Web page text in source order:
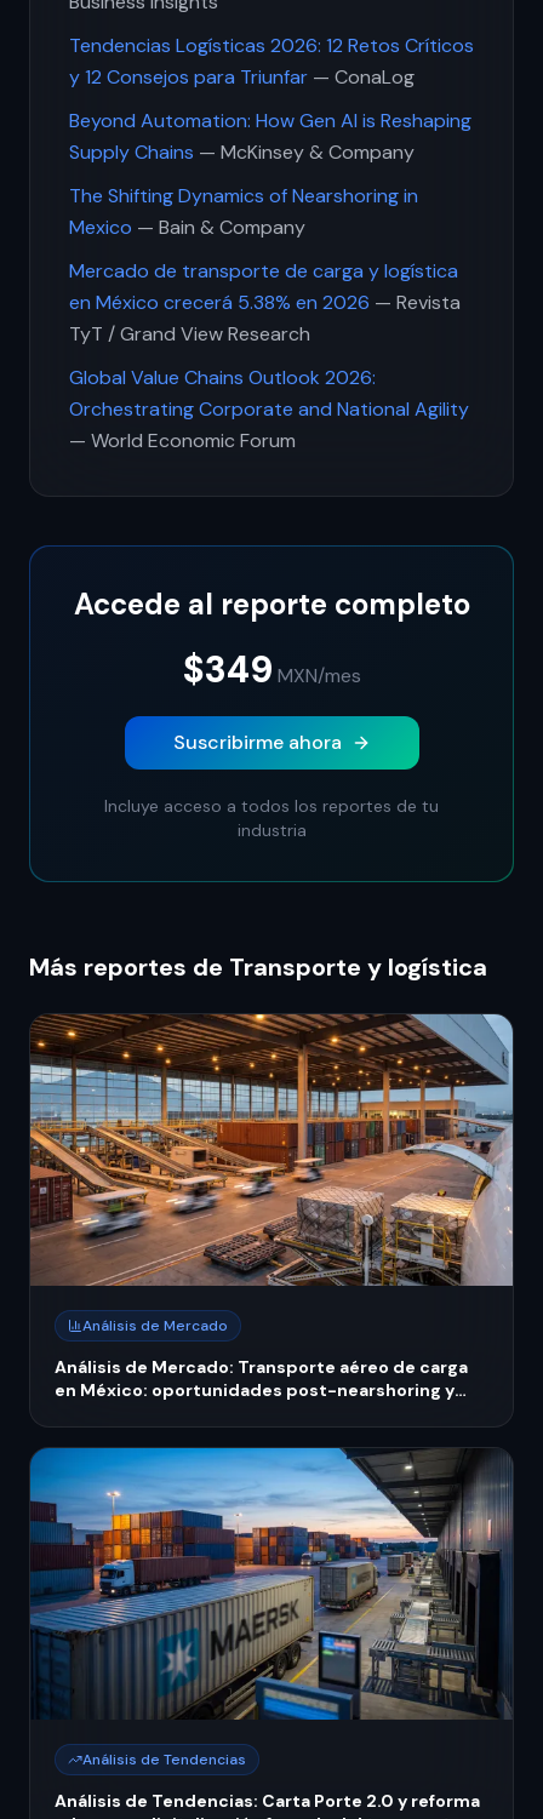
Tendencias Logísticas 2026: 12 Retos Críticos
y 12 Consejos para Triunfar — ConaLog
Beyond Automation: How Gen AI is Reshaping
Supply Chains — McKinsey & Company
The Shifting Dynamics of Nearshoring in
Mexico — Bain & Company
Mercado de transporte de carga y logística
en México crecerá 5.38% en 2026 — Revista
TyT / Grand View Research
Global Value Chains Outlook 2026:
Orchestrating Corporate and National Agility
— World Economic Forum
Accede al reporte completo
$349 MXN/mes
Suscribirme ahora
Incluye acceso a todos los reportes de tu
industria
Más reportes de Transporte y logística
Análisis de Mercado
Análisis de Mercado: Transporte aéreo de carga
en México: oportunidades post-nearshoring y
Análisis de Tendencias
Análisis de Tendencias: Carta Porte 2.0 y reforma